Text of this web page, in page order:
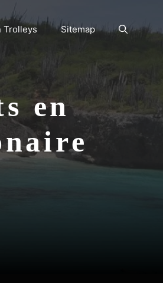
Trolleys Sitemap
en